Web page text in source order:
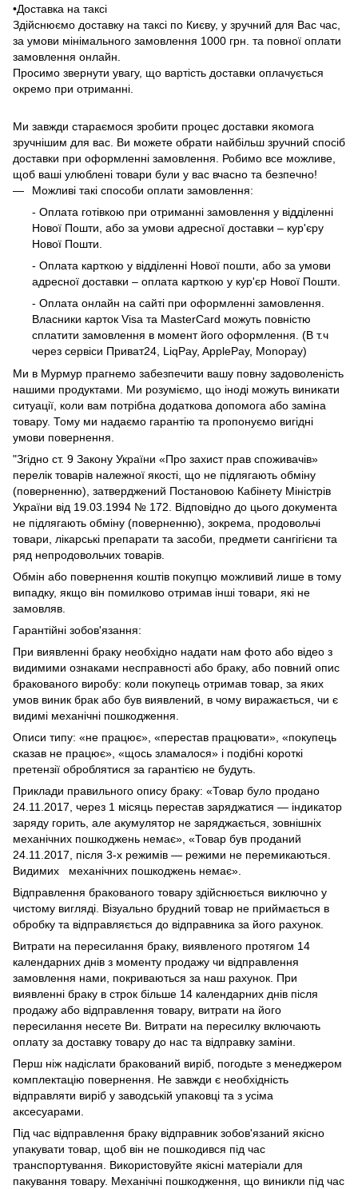
•Доставка на таксі
Здійснюємо доставку на таксі по Києву, у зручний для Вас час,
за умови мінімального замовлення 1000 грн. та повної оплати
замовлення онлайн.
Просимо звернути увагу, що вартість доставки оплачується
окремо при отриманні.
Ми завжди стараємося зробити процес доставки якомога
зручнішим для вас. Ви можете обрати найбільш зручний спосіб
доставки при оформленні замовлення. Робимо все можливе,
щоб ваші улюблені товари були у вас вчасно та безпечно!
Можливі такі способи оплати замовлення:
- Оплата готівкою при отриманні замовлення у відділенні
Нової Пошти, або за умови адресної доставки – кур'єру
Нової Пошти.
- Оплата карткою у відділенні Нової пошти, або за умови
адресної доставки – оплата карткою у кур'єр Нової Пошти.
- Оплата онлайн на сайті при оформленні замовлення.
Власники карток Visa та MasterCard можуть повністю
сплатити замовлення в момент його оформлення. (В т.ч
через сервіси Приват24, LiqPay, ApplePay, Monopay)
Ми в Мурмур прагнемо забезпечити вашу повну задоволеність
нашими продуктами. Ми розуміємо, що іноді можуть виникати
ситуації, коли вам потрібна додаткова допомога або заміна
товару. Тому ми надаємо гарантію та пропонуємо вигідні
умови повернення.
"Згідно ст. 9 Закону України «Про захист прав споживачів»
перелік товарів належної якості, що не підлягають обміну
(поверненню), затверджений Постановою Кабінету Міністрів
України від 19.03.1994 № 172. Відповідно до цього документа
не підлягають обміну (поверненню), зокрема, продовольчі
товари, лікарські препарати та засоби, предмети сангігієни та
ряд непродовольчих товарів.
Обмін або повернення коштів покупцю можливий лише в тому
випадку, якщо він помилково отримав інші товари, які не
замовляв.
Гарантійні зобов'язання:
При виявленні браку необхідно надати нам фото або відео з
видимими ознаками несправності або браку, або повний опис
бракованого виробу: коли покупець отримав товар, за яких
умов виник брак або був виявлений, в чому виражається, чи є
видимі механічні пошкодження.
Описи типу: «не працює», «перестав працювати», «покупець
сказав не працює», «щось зламалося» і подібні короткі
претензії оброблятися за гарантією не будуть.
Приклади правильного опису браку: «Товар було продано
24.11.2017, через 1 місяць перестав заряджатися — індикатор
заряду горить, але акумулятор не заряджається, зовнішніх
механічних пошкоджень немає», «Товар був проданий
24.11.2017, після 3-х режимів — режими не перемикаються.
Видимих механічних пошкоджень немає».
Відправлення бракованого товару здійснюється виключно у
чистому вигляді. Візуально брудний товар не приймається в
обробку та відправляється до відправника за його рахунок.
Витрати на пересилання браку, виявленого протягом 14
календарних днів з моменту продажу чи відправлення
замовлення нами, покриваються за наш рахунок. При
виявленні браку в строк більше 14 календарних днів після
продажу або відправлення товару, витрати на його
пересилання несете Ви. Витрати на пересилку включають
оплату за доставку товару до нас та відправку заміни.
Перш ніж надіслати бракований виріб, погодьте з менеджером
комплектацію повернення. Не завжди є необхідність
відправляти виріб у заводській упаковці та з усіма
аксесуарами.
Під час відправлення браку відправник зобов'язаний якісно
упакувати товар, щоб він не пошкодився під час
транспортування. Використовуйте якісні матеріали для
пакування товару. Механічні пошкодження, що виникли під час